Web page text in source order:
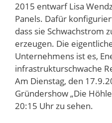
2015 entwarf Lisa
Panels. Dafür
dass sie Schwachstrom
erzeugen. Die
Unternehmens ist es,
infrastrukturschwache
Am Dienstag, den
Gründershow „Die
20:15 Uhr zu sehen.